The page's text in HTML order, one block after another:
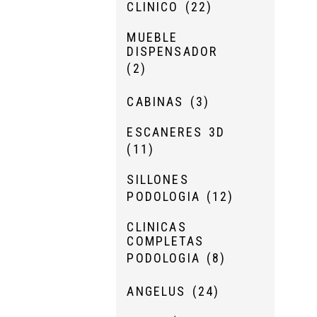
CLINICO (22)
MUEBLE
DISPENSADOR
(2)
CABINAS (3)
ESCANERES 3D
(11)
SILLONES
PODOLOGIA (12)
CLINICAS
COMPLETAS
PODOLOGIA (8)
ANGELUS (24)